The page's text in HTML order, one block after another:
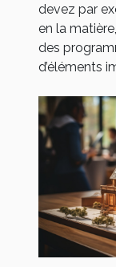
devez par
en la
des
d’éléments